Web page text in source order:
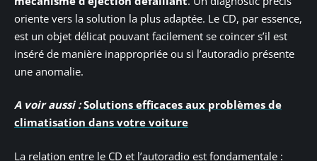
oriente vers la solution la plus adaptée. Le CD, par essence,
est un objet délicat pouvant facilement se coincer s’il est
inséré de manière inappropriée ou si l’autoradio présente
une anomalie.
A voir aussi : Solutions efficaces aux problèmes de
climatisation dans votre voiture
La relation entre le CD et l’autoradio est fondamentale :